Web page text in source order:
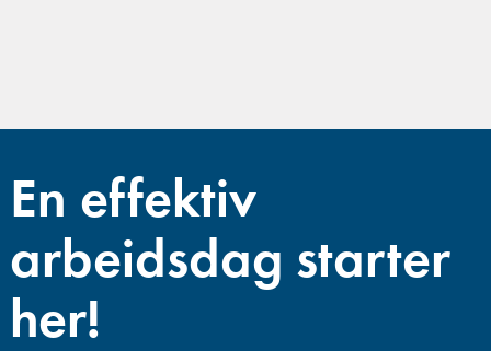
En effektiv
arbeidsdag starter
her!